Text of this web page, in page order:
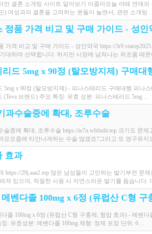
민 결혼 소개팅 사이트 알아보기 아줌마오늘 어때 연애의
) 여성과의 결혼을 고려하는 분들이 늘면서, 관련 소개팅
정품 가격 비교 및 구매 가이드 - 성인
가격 비교 및 구매 가이드 - 성인약국 https://
대하며 선택합니다. 하지만 시장에 넘쳐나는 위조품 때
리드 5mg x 90정 (탈모방지제) 구매
5mg x 90정 (탈모방지제) - 피나스테리드 구매대행 피나
(Teva 브랜드) 주요 특징: 유효 성분: 피나스테리드 5mg …
과수술중에 확대, 조루수술
술중에 확대, 조루수술 https://ie7n.whfndir.top 크기도 문
요요즘에 티안나게하는 수술 많겠죠?그리고 또 영구유지
효과
https://29j.aaa2.top 많은 남성들이 고민하는 발기부전
져 있으며, 적절한 사용 시 자연스러운 발기를 돕습니다.
벤다졸 100mg x 6정 (유럽산 C형
졸 100mg x 6정 (유럽산 C형 구충제, 항암 효과) - 메벤
: 유효성분: 메벤다졸 100mg 제형: 정제 포장 단위: 6…